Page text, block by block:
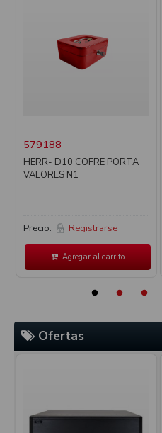
579188
HERR- D10 COFRE PORTA
VALORES N1
Precio: Registrarse
Agregar al carrito
Ofertas